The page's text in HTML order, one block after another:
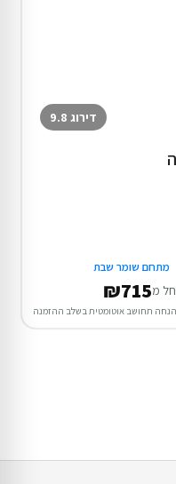
דירוג 9.8
מתחם שומר שבת
מ₪715
תחושב אוטומטית בשלב ההזמנה